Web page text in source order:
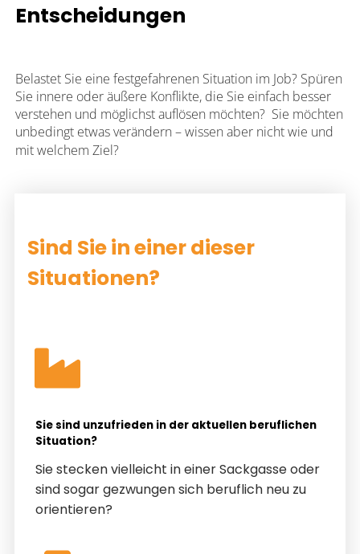
Entscheidungen
Belastet Sie eine festgefahrenen Situation im Job? Spüren
Sie innere oder äußere Konflikte, die Sie einfach besser
verstehen und möglichst auflösen möchten? Sie möchten
unbedingt etwas verändern – wissen aber nicht wie und
mit welchem Ziel?
Sind Sie in einer dieser
Situationen?
Sie sind unzufrieden in der aktuellen beruflichen
Situation?
Sie stecken vielleicht in einer Sackgasse oder
sind sogar gezwungen sich beruflich neu zu
orientieren?